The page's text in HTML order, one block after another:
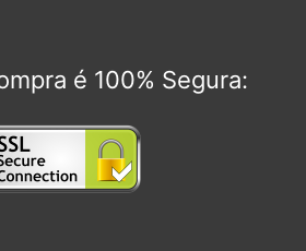
é 100% Segura: